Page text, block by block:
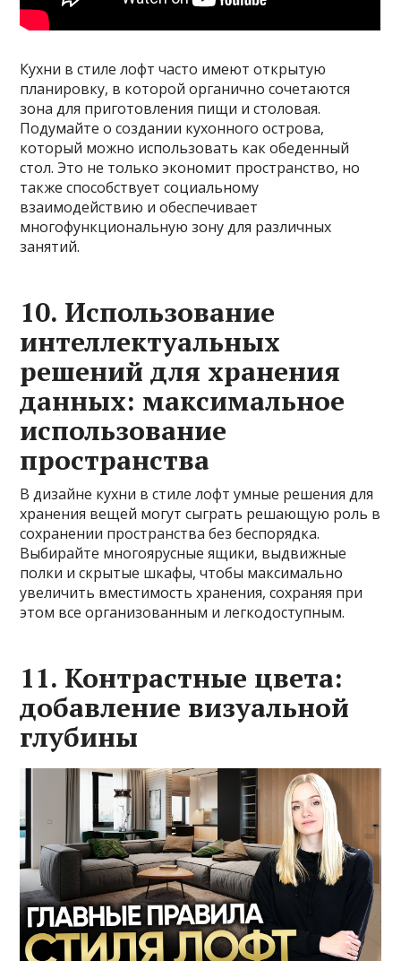
Кухни в стиле лофт часто имеют открытую
планировку, в которой органично сочетаются
зона для приготовления пищи и столовая.
Подумайте о создании кухонного острова,
который можно использовать как обеденный
стол. Это не только экономит пространство, но
также способствует социальному
взаимодействию и обеспечивает
многофункциональную зону для различных
занятий.
10. Использование
интеллектуальных
решений для хранения
данных: максимальное
использование
пространства
В дизайне кухни в стиле лофт умные решения для
хранения вещей могут сыграть решающую роль в
сохранении пространства без беспорядка.
Выбирайте многоярусные ящики, выдвижные
полки и скрытые шкафы, чтобы максимально
увеличить вместимость хранения, сохраняя при
этом все организованным и легкодоступным.
11. Контрастные цвета:
добавление визуальной
глубины